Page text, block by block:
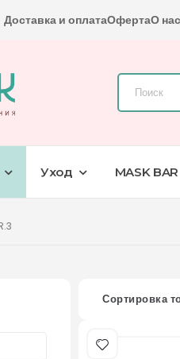
Доставка и оплатаОфертаО нас
Уход MASK BAR
Сортировка